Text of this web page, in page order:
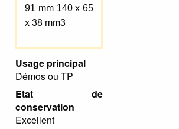
91 mm 140 x 65
x 38 mm3
Usage principal
Démos ou TP
Etat de
conservation
Excellent